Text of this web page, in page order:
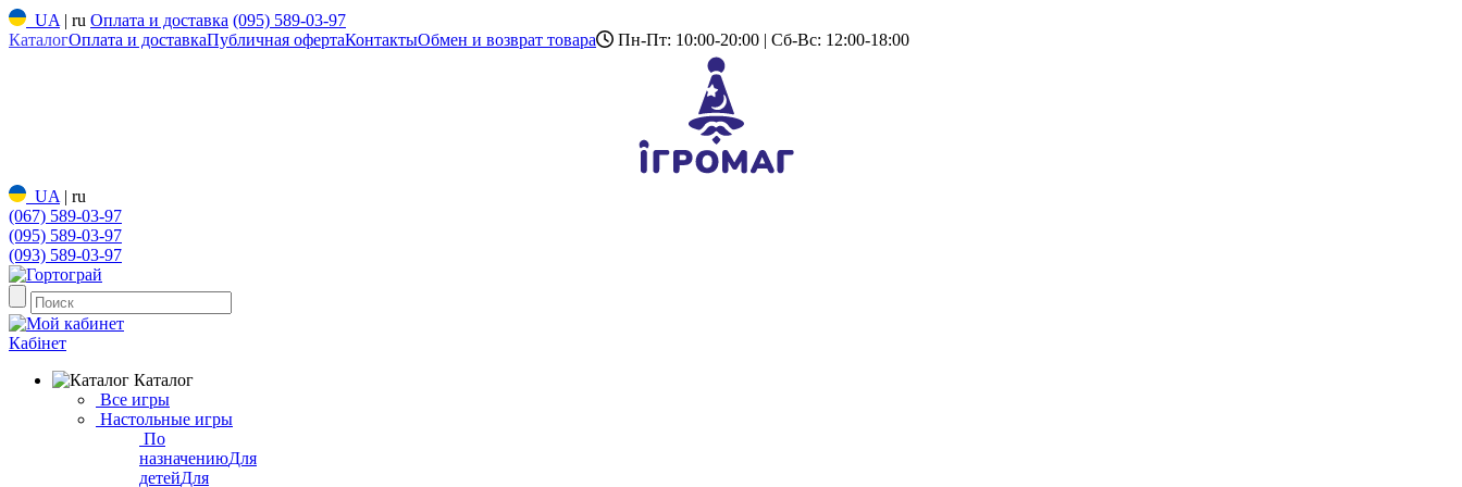
UA | ru Оплата и доставка (095) 589-03-97
КаталогОплата и доставкаПубличная офертаКонтактыОбмен и возврат товара Пн-Пт: 10:00-20:00 | Сб-Вс: 12:00-18:00
UA | ru
(067) 589-03-97
(095) 589-03-97
(093) 589-03-97
Кабінет
Каталог
Все игры
Настольные игры
По
назначениюДля
детейДля